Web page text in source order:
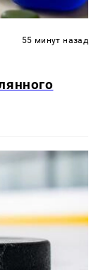
55 минут назад